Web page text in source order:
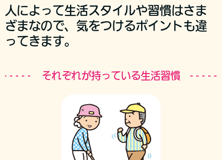
人によって生活スタイルや習慣はさま
ざまなので、気をつけるポイントも違
ってきます。
それぞれが持っている生活習慣